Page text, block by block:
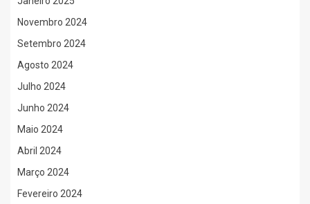
Novembro 2024
Setembro 2024
Agosto 2024
Julho 2024
Junho 2024
Maio 2024
Abril 2024
Março 2024
Fevereiro 2024